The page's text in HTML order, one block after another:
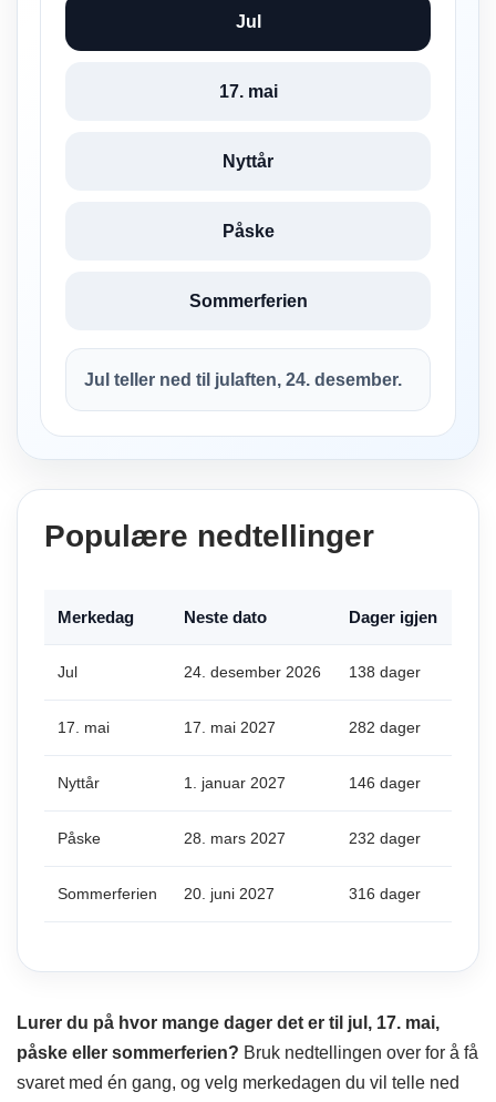
Jul
17. mai
Nyttår
Påske
Sommerferien
Jul teller ned til julaften, 24. desember.
Populære nedtellinger
Merkedag Neste dato Dager igjen
Jul 24. desember 2026 138 dager
17. mai 17. mai 2027 282 dager
Nyttår 1. januar 2027 146 dager
Påske 28. mars 2027 232 dager
Sommerferien 20. juni 2027 316 dager
Lurer du på hvor mange dager det er til jul, 17. mai,
påske eller sommerferien? Bruk nedtellingen over for å få
svaret med én gang, og velg merkedagen du vil telle ned